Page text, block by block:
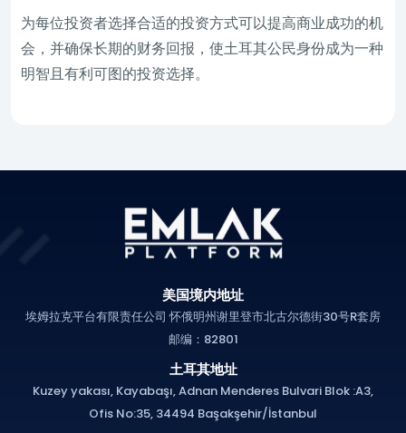
为每位投资者选择合适的投资方式可以提高商业成功的机
会，并确保长期的财务回报，使土耳其公民身份成为一种
明智且有利可图的投资选择。
美国境内地址
埃姆拉克平台有限责任公司 怀俄明州谢里登市北古尔德街30号R套房
邮编：82801
土耳其地址
Kuzey yakası, Kayabaşı, Adnan Menderes Bulvari Blok :A3,
Ofis No:35, 34494 Başakşehir/İstanbul